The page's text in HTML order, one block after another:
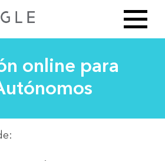
online para